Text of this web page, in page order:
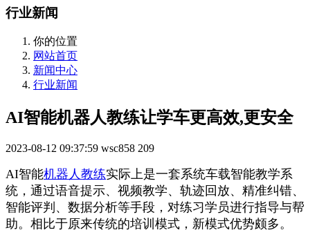
行业新闻
你的位置
网站首页
新闻中心
行业新闻
AI智能机器人教练让学车更高效,更安全
2023-08-12 09:37:59 wsc858 209
AI智能机器人教练实际上是一套系统车载智能教学系
统，通过语音提示、视频教学、轨迹回放、精准纠错、
智能评判、数据分析等手段，对练习学员进行指导与帮
助。相比于原来传统的培训模式，新模式优势颇多。